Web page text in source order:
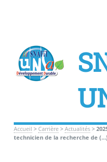
Accueil > Carrière> Actualités>
technicien de la recherche de